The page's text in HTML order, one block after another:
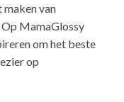
maken van
MamaGlossy
om het beste
op